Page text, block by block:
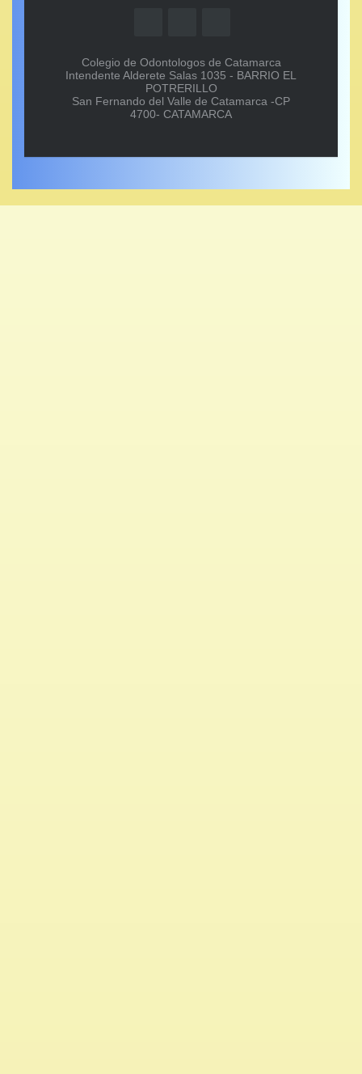
Colegio de Odontologos de Catamarca
Intendente Alderete Salas 1035 - BARRIO EL
POTRERILLO
San Fernando del Valle de Catamarca -CP
4700- CATAMARCA